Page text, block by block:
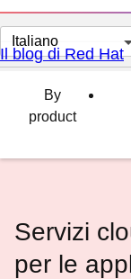
Cambia
lingua
Il blog di Red Hat
By
product
Servizi
per le